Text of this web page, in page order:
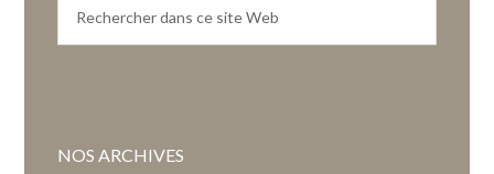
NOS ARCHIVES